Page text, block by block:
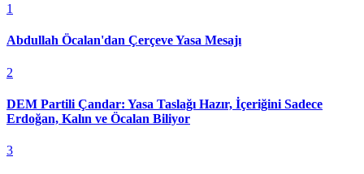
1
Abdullah Öcalan'dan Çerçeve Yasa Mesajı
2
DEM Partili Çandar: Yasa Taslağı Hazır, İçeriğini Sadece
Erdoğan, Kalın ve Öcalan Biliyor
3